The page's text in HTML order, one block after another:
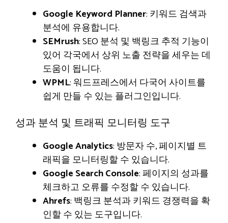
Google Keyword Planner: 키워드 검색과
분석에 유용합니다.
SEMrush: SEO 분석 및 백링크 추적 기능이
있어 각국에서 상위 노출 전략을 세우는 데
도움이 됩니다.
WPML: 워드프레스에서 다국어 사이트를
쉽게 만들 수 있는 플러그인입니다.
성과 분석 및 트래픽 모니터링 도구
Google Analytics: 방문자 수, 페이지별 트
래픽을 모니터링할 수 있습니다.
Google Search Console: 페이지의 성과를
체크하고 오류를 수정할 수 있습니다.
Ahrefs: 백링크 분석과 키워드 경쟁력을 확
인할 수 있는 도구입니다.